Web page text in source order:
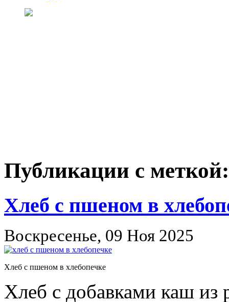
Публикации с
Хлеб с пшеном в
Воскресенье, 09 Ноя 2025
Хлеб с пшеном в хлебопечке
Хлеб с добавками каш из